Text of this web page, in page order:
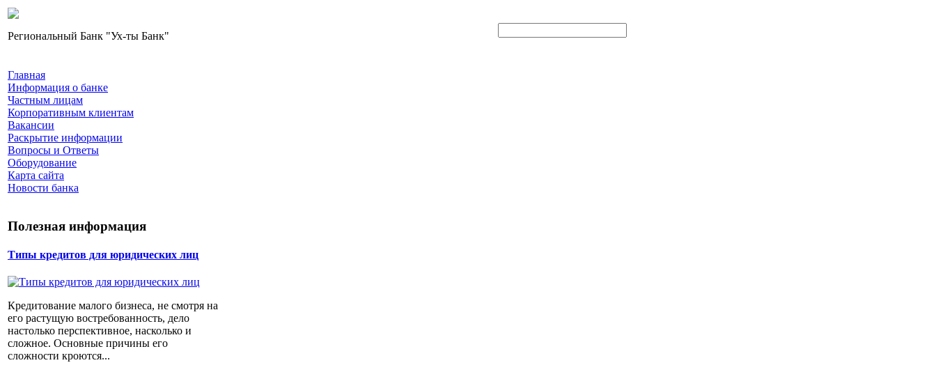
Региональный Банк "Ух-ты Банк"
Главная
Информация о банке
Частным лицам
Корпоративным клиентам
Вакансии
Раскрытие информации
Вопросы и Ответы
Оборудование
Карта сайта
Новости банка
Полезная информация
Типы кредитов для юридических лиц
Кредитование малого бизнеса, не смотря на
его растущую востребованность, дело
настолько перспективное, насколько и
сложное. Основные причины его
сложности кроются...